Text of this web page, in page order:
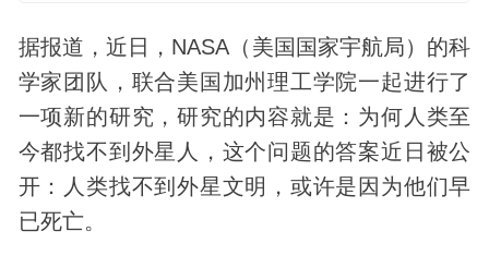
据报道，近日，NASA（美国国家宇航局）的科
学家团队，联合美国加州理工学院一起进行了
一项新的研究，研究的内容就是：为何人类至
今都找不到 外星人
，这个问题的答案近日被公
开：人类找不到外星文明，或许是因为他们早
已死亡。